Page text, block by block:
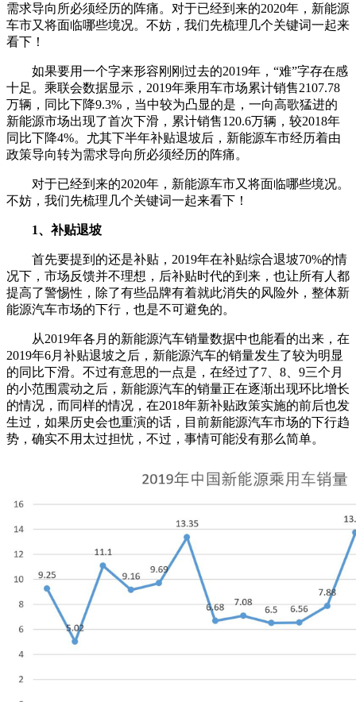
需求导向所必须经历的阵痛。对于已经到来的2020年，新能源
车市又将面临哪些境况。不妨，我们先梳理几个关键词一起来
看下！
如果要用一个字来形容刚刚过去的2019年，“难”字存在感
十足。乘联会数据显示，2019年乘用车市场累计销售2107.78
万辆，同比下降9.3%，当中较为凸显的是，一向高歌猛进的
新能源市场出现了首次下滑，累计销售120.6万辆，较2018年
同比下降4%。尤其下半年补贴退坡后，新能源车市经历着由
政策导向转为需求导向所必须经历的阵痛。
对于已经到来的2020年，新能源车市又将面临哪些境况。
不妨，我们先梳理几个关键词一起来看下！
1、补贴退坡
首先要提到的还是补贴，2019年在补贴综合退坡70%的情
况下，市场反馈并不理想，后补贴时代的到来，也让所有人都
提高了警惕性，除了有些品牌有着就此消失的风险外，整体新
能源汽车市场的下行，也是不可避免的。
从2019年各月的新能源汽车销量数据中也能看的出来，在
2019年6月补贴退坡之后，新能源汽车的销量发生了较为明显
的同比下滑。不过有意思的一点是，在经过了7、8、9三个月
的小范围震动之后，新能源汽车的销量正在逐渐出现环比增长
的情况，而同样的情况，在2018年新补贴政策实施的前后也发
生过，如果历史会也重演的话，目前新能源汽车市场的下行趋
势，确实不用太过担忧，不过，事情可能没有那么简单。